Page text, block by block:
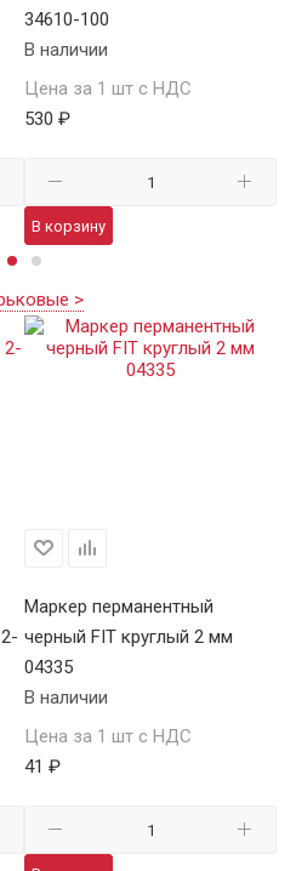
34610-100
В наличии
Цена за 1 шт с НДС
530 ₽
В корзину
>
Маркер перманентный
черный FIT круглый 2 мм
04335
В наличии
Цена за 1 шт с НДС
41 ₽